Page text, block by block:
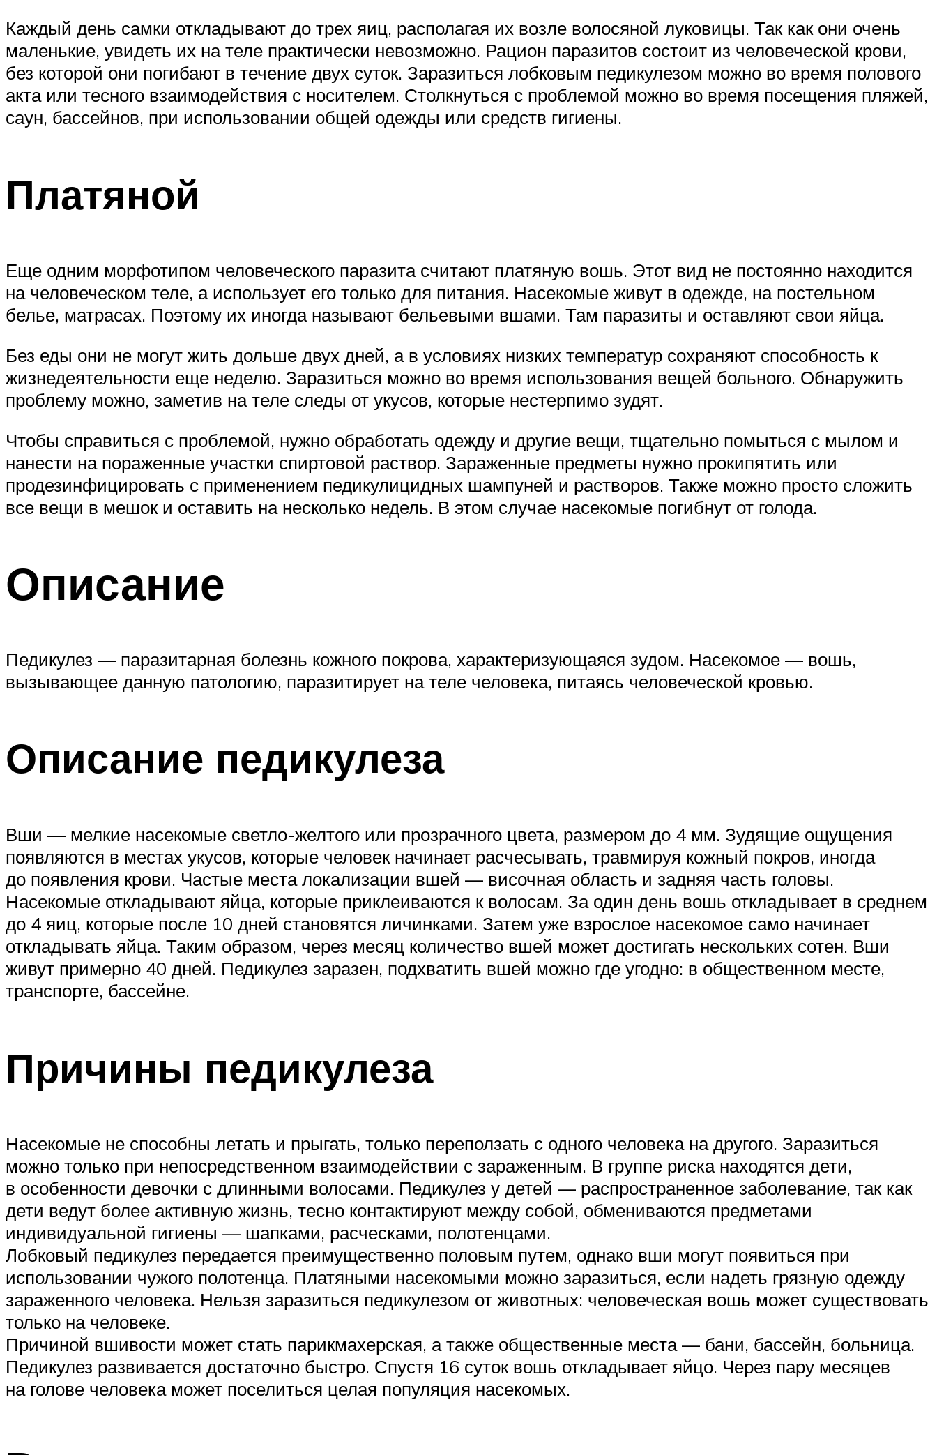
Каждый день самки откладывают до трех яиц, располагая их возле волосяной луковицы. Так как они очень
маленькие, увидеть их на теле практически невозможно. Рацион паразитов состоит из человеческой крови,
без которой они погибают в течение двух суток. Заразиться лобковым педикулезом можно во время полового
акта или тесного взаимодействия с носителем. Столкнуться с проблемой можно во время посещения пляжей,
саун, бассейнов, при использовании общей одежды или средств гигиены.
Платяной
Еще одним морфотипом человеческого паразита считают платяную вошь. Этот вид не постоянно находится
на человеческом теле, а использует его только для питания. Насекомые живут в одежде, на постельном
белье, матрасах. Поэтому их иногда называют бельевыми вшами. Там паразиты и оставляют свои яйца.
Без еды они не могут жить дольше двух дней, а в условиях низких температур сохраняют способность к
жизнедеятельности еще неделю. Заразиться можно во время использования вещей больного. Обнаружить
проблему можно, заметив на теле следы от укусов, которые нестерпимо зудят.
Чтобы справиться с проблемой, нужно обработать одежду и другие вещи, тщательно помыться с мылом и
нанести на пораженные участки спиртовой раствор. Зараженные предметы нужно прокипятить или
продезинфицировать с применением педикулицидных шампуней и растворов. Также можно просто сложить
все вещи в мешок и оставить на несколько недель. В этом случае насекомые погибнут от голода.
Описание
Педикулез — паразитарная болезнь кожного покрова, характеризующаяся зудом. Насекомое — вошь,
вызывающее данную патологию, паразитирует на теле человека, питаясь человеческой кровью.
Описание педикулеза
Вши — мелкие насекомые светло-желтого или прозрачного цвета, размером до 4 мм. Зудящие ощущения
появляются в местах укусов, которые человек начинает расчесывать, травмируя кожный покров, иногда
до появления крови. Частые места локализации вшей — височная область и задняя часть головы.
Насекомые откладывают яйца, которые приклеиваются к волосам. За один день вошь откладывает в среднем
до 4 яиц, которые после 10 дней становятся личинками. Затем уже взрослое насекомое само начинает
откладывать яйца. Таким образом, через месяц количество вшей может достигать нескольких сотен. Вши
живут примерно 40 дней. Педикулез заразен, подхватить вшей можно где угодно: в общественном месте,
транспорте, бассейне.
Причины педикулеза
Насекомые не способны летать и прыгать, только переползать с одного человека на другого. Заразиться
можно только при непосредственном взаимодействии с зараженным. В группе риска находятся дети,
в особенности девочки с длинными волосами. Педикулез у детей — распространенное заболевание, так как
дети ведут более активную жизнь, тесно контактируют между собой, обмениваются предметами
индивидуальной гигиены — шапками, расческами, полотенцами.
Лобковый педикулез передается преимущественно половым путем, однако вши могут появиться при
использовании чужого полотенца. Платяными насекомыми можно заразиться, если надеть грязную одежду
зараженного человека. Нельзя заразиться педикулезом от животных: человеческая вошь может существовать
только на человеке.
Причиной вшивости может стать парикмахерская, а также общественные места — бани, бассейн, больница.
Педикулез развивается достаточно быстро. Спустя 16 суток вошь откладывает яйцо. Через пару месяцев
на голове человека может поселиться целая популяция насекомых.